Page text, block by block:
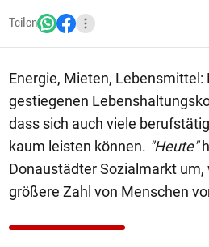
Teilen
Energie, Mieten, Lebensmittel:
gestiegenen
dass sich auch viele
kaum leisten können. "Heute"
Donaustädter Sozialmarkt
größere Zahl von Menschen